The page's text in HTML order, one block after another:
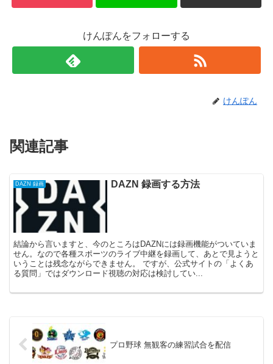
けんぽんをフォローする
けんぽん
関連記事
DAZN 録画 DAZN 録画する方法
結論から言いますと、今のところはDAZNには録画機能がついていま
せん。なので各種スポーツのライブ中継を録画して、あとで見ようと
いうことは残念ながらできません。 ですが、公式サイトの「よくあ
る質問」ではダウンロード視聴の対応は検討してい...
プロ野球 無観客の練習試合を配信